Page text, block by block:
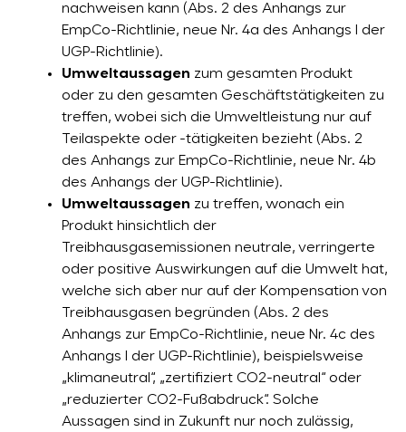
nachweisen kann (Abs. 2 des Anhangs zur
EmpCo-Richtlinie, neue Nr. 4a des Anhangs I der
UGP-Richtlinie).
Umweltaussagen zum gesamten Produkt
oder zu den gesamten Geschäftstätigkeiten zu
treffen, wobei sich die Umweltleistung nur auf
Teilaspekte oder -tätigkeiten bezieht (Abs. 2
des Anhangs zur EmpCo-Richtlinie, neue Nr. 4b
des Anhangs der UGP-Richtlinie).
Umweltaussagen zu treffen, wonach ein
Produkt hinsichtlich der
Treibhausgasemissionen neutrale, verringerte
oder positive Auswirkungen auf die Umwelt hat,
welche sich aber nur auf der Kompensation von
Treibhausgasen begründen (Abs. 2 des
Anhangs zur EmpCo-Richtlinie, neue Nr. 4c des
Anhangs I der UGP-Richtlinie), beispielsweise
„klimaneutral“, „zertifiziert CO2-neutral“ oder
„reduzierter CO2-Fußabdruck“. Solche
Aussagen sind in Zukunft nur noch zulässig,